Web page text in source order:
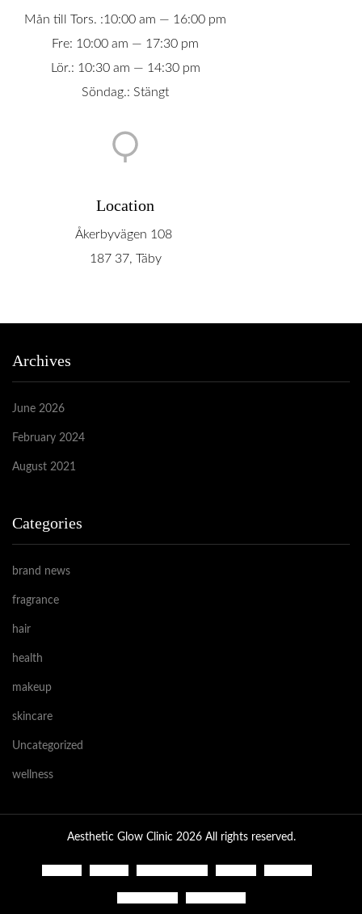
Mån till Tors. :10:00 am — 16:00 pm
Fre: 10:00 am — 17:30 pm
Lör.: 10:30 am — 14:30 pm
Söndag.: Stängt
Location
Åkerbyvägen 108
187 37, Täby
Archives
June 2026
February 2024
August 2021
Categories
brand news
fragrance
hair
health
makeup
skincare
Uncategorized
wellness
Aesthetic Glow Clinic 2026 All rights reserved.